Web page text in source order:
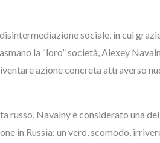
sociale, in cui
la “loro” società, Alexey
azione concreta attraverso
russo, Navalny è considerato una
in Russia: un vero, scomodo,